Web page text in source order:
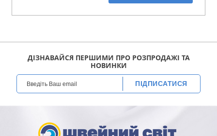
ДІЗНАВАЙСЯ ПЕРШИМИ ПРО РОЗПРОДАЖІ ТА
НОВИНКИ
ПІДПИСАТИСЯ